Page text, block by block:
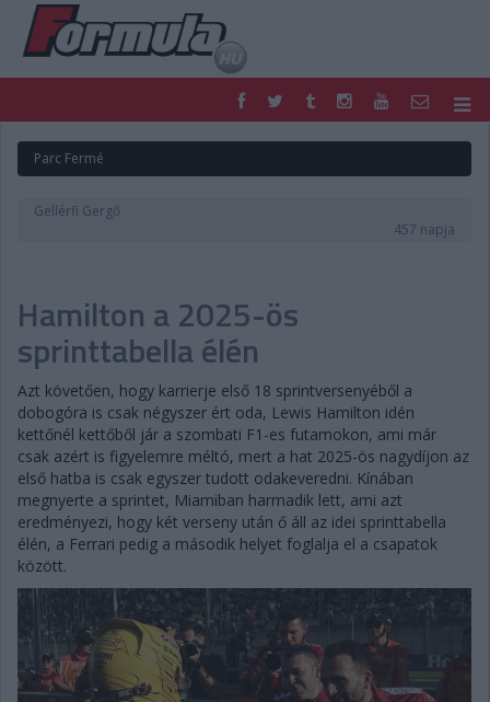
FORMULA
MOTOR
NEMZETKÖZI
DIGITÁLIS MAGAZIN
PONTÁLLÁSOK
Parc Fermé
Gellérfi Gergő
457 napja
Hamilton a 2025-ös
sprinttabella élén
Azt követően, hogy karrierje első 18 sprintversenyéből a
dobogóra is csak négyszer ért oda, Lewis Hamilton idén
kettőnél kettőből jár a szombati F1-es futamokon, ami már
csak azért is figyelemre méltó, mert a hat 2025-ös nagydíjon az
első hatba is csak egyszer tudott odakeveredni. Kínában
megnyerte a sprintet, Miamiban harmadik lett, ami azt
eredményezi, hogy két verseny után ő áll az idei sprinttabella
élén, a Ferrari pedig a második helyet foglalja el a csapatok
között.